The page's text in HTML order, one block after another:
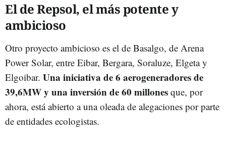
El de Repsol, el más potente y
ambicioso
Otro proyecto ambicioso es el de Basalgo, de Arena
Power Solar, entre Eibar, Bergara, Soraluze, Elgeta y
Elgoibar. Una iniciativa de 6 aerogeneradores de
39,6MW y una inversión de 60 millones que, por
ahora, está abierto a una oleada de alegaciones por parte
de entidades ecologistas.